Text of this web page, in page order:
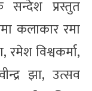
सन्देश प्रस्तुत
कलाकार रमा
विश्वकर्मा,
झा, उत्सव